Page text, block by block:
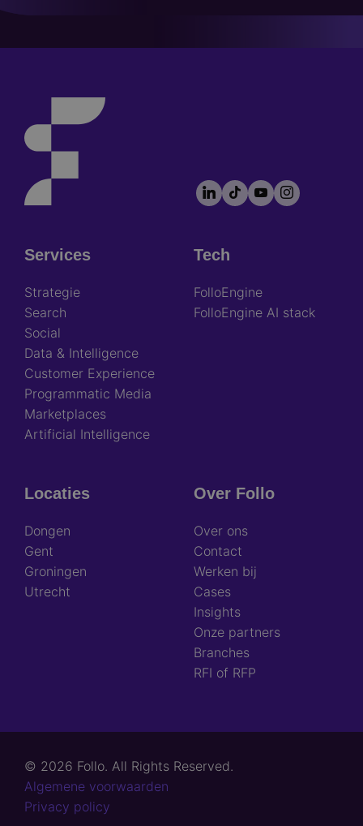
Footer
socials
LinkedIn
TikTokYouTubeInstagram
Footer
Services
Strategie
Search
Social
Data & Intelligence
Customer Experience
Programmatic Media
Marketplaces
Artificial Intelligence
Tech
FolloEngine
FolloEngine AI stack
Locaties
Dongen
Gent
Groningen
Utrecht
Over Follo
Over ons
Contact
Werken bij
Cases
Insights
Onze partners
Branches
RFI of RFP
© 2026 Follo. All Rights Reserved.
Footer
links
Algemene voorwaarden
Privacy policy